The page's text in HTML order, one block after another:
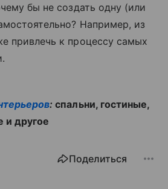
бы не создать одну (или
Например, из
привлечь к процессу самых
:спальни, гостиные,
и другое
Поделиться